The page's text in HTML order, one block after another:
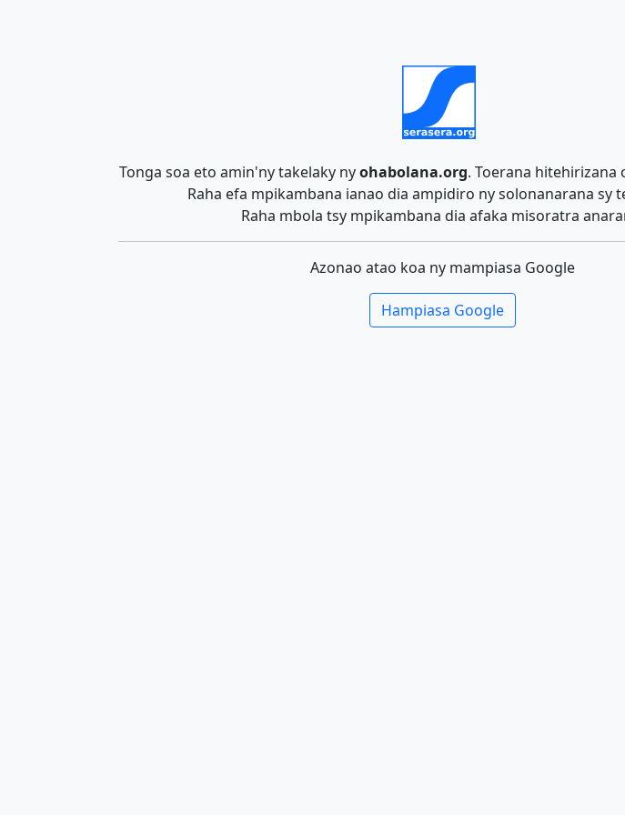
Tonga soa eto amin'ny takelaky nyohabolana.org. Toerana hitehirizana
Raha efa mpikambana ianao dia ampidiro ny solonanarana sy
Raha mbola tsy mpikambana dia afaka misoratra
Azonao atao koa ny mampiasa Google
Hampiasa Google